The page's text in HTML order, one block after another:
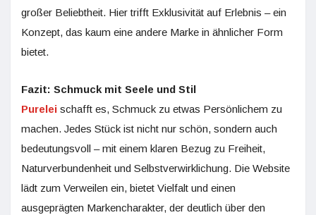
großer Beliebtheit. Hier trifft Exklusivität auf Erlebnis – ein
Konzept, das kaum eine andere Marke in ähnlicher Form
bietet.
Fazit: Schmuck mit Seele und Stil
Purelei schafft es, Schmuck zu etwas Persönlichem zu
machen. Jedes Stück ist nicht nur schön, sondern auch
bedeutungsvoll – mit einem klaren Bezug zu Freiheit,
Naturverbundenheit und Selbstverwirklichung. Die Website
lädt zum Verweilen ein, bietet Vielfalt und einen
ausgeprägten Markencharakter, der deutlich über den